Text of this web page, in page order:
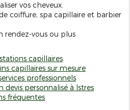
vos cheveux.
coiffure, spa capillaire et barbier
rendez-vous ou plus
capillaires
capillaires sur mesure
professionnels
personnalisé à Istres
fréquentes